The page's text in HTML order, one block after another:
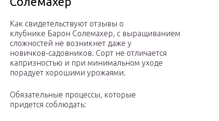
Как свидетельствуют отзывы о
клубнике Барон Солемахер, с выращиванием
сложностей не возникнет даже у
новичков-садовников. Сорт не отличается
капризностью и при минимальном уходе
порадует хорошими урожаями.
Обязательные процессы, которые
придется соблюдать: